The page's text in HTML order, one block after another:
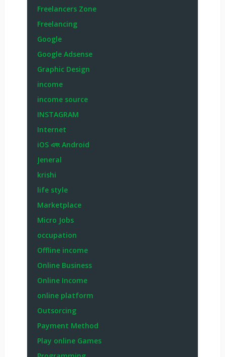
Freelancers Zone
Freelancing
Google
Google Adsense
Graphic Design
income
income source
INSTAGRAM
Internet
iOS এবং Android
Jeneral
krishi
life style
Marketplace
Micro Jobs
occupation
Offline income
Online Business
Online Income
online platform
Outsorcing
Payment Method
Play online Games